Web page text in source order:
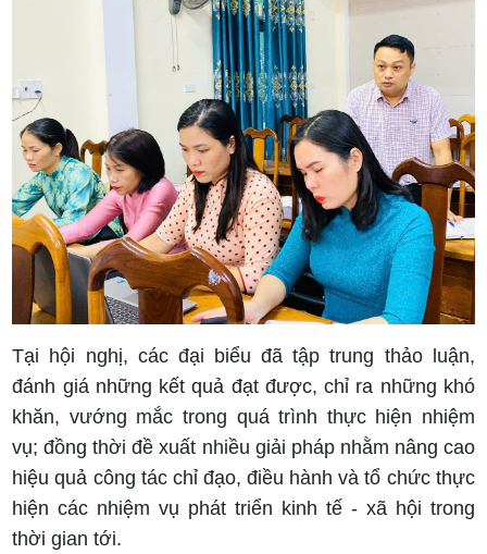
Tại hội nghị, các đại biểu đã tập trung thảo luận,
đánh giá những kết quả đạt được, chỉ ra những khó
khăn, vướng mắc trong quá trình thực hiện nhiệm
vụ; đồng thời đề xuất nhiều giải pháp nhằm nâng cao
hiệu quả công tác chỉ đạo, điều hành và tổ chức thực
hiện các nhiệm vụ phát triển kinh tế - xã hội trong
thời gian tới.